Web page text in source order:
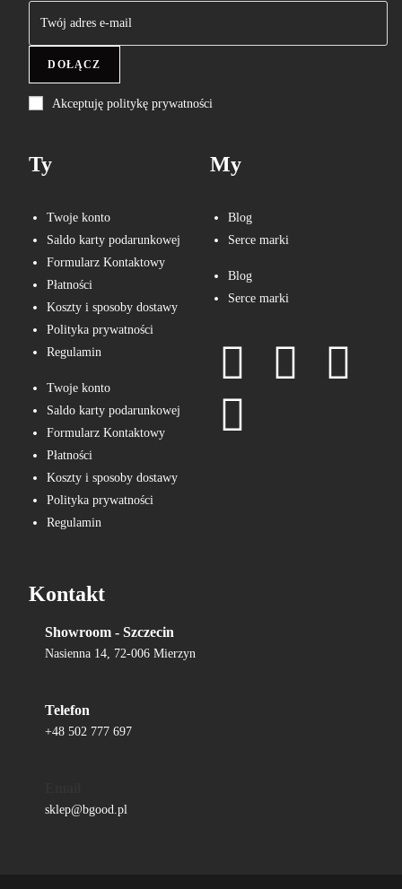
DOŁĄCZ
Akceptuję politykę prywatności
Ty
Twoje konto
Saldo karty podarunkowej
Formularz Kontaktowy
Płatności
Koszty i sposoby dostawy
Polityka prywatności
Regulamin
Twoje konto
Saldo karty podarunkowej
Formularz Kontaktowy
Płatności
Koszty i sposoby dostawy
Polityka prywatności
Regulamin
My
Blog
Serce marki
Blog
Serce marki
Kontakt
Showroom - Szczecin
Nasienna 14, 72-006 Mierzyn
Telefon
+48 502 777 697
sklep@bgood.pl